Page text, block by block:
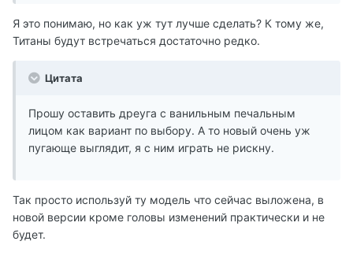
Я это понимаю, но как уж тут лучше сделать? К тому же,
Титаны будут встречаться достаточно редко.
Цитата
Прошу оставить дреуга с ванильным печальным
лицом как вариант по выбору. А то новый очень уж
пугающе выглядит, я с ним играть не рискну.
Так просто используй ту модель что сейчас выложена, в
новой версии кроме головы изменений практически и не
будет.